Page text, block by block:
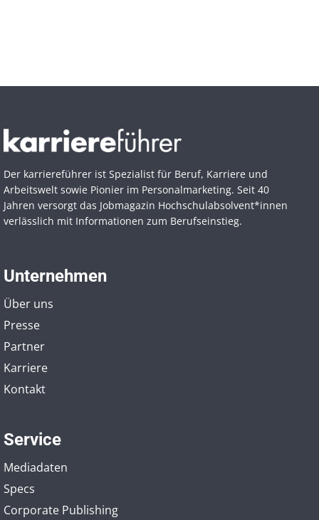
Der karriereführer ist Spezialist für Beruf, Karriere und
Arbeitswelt sowie Pionier im Personal­marketing. Seit 40
Jahren versorgt das Jobmagazin Hochschul­absolvent*innen
verlässlich mit Informationen zum Berufseinstieg.
Unternehmen
Über uns
Presse
Partner
Karriere
Kontakt
Service
Mediadaten
Specs
Corporate Publishing